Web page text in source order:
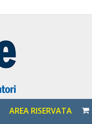
AREA RISERVATA